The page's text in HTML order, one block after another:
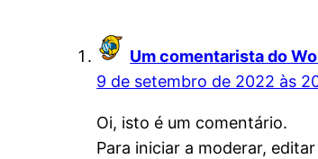
Um comentarista do
9 de setembro de 2022 às
Oi, isto é um comentário.
Para iniciar a moderar,